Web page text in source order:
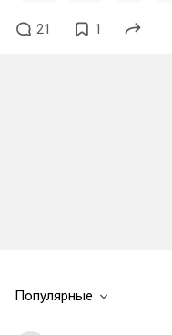
21 1
Популярные